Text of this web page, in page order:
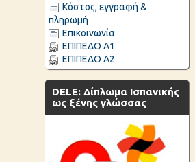
Κόστος, εγγραφή &
πληρωμή
Επικοινωνία
ΕΠΙΠΕΔΟ A1
ΕΠΙΠΕΔΟ Α2
DELE: Δίπλωμα Ισπανικής
ως ξένης γλώσσας